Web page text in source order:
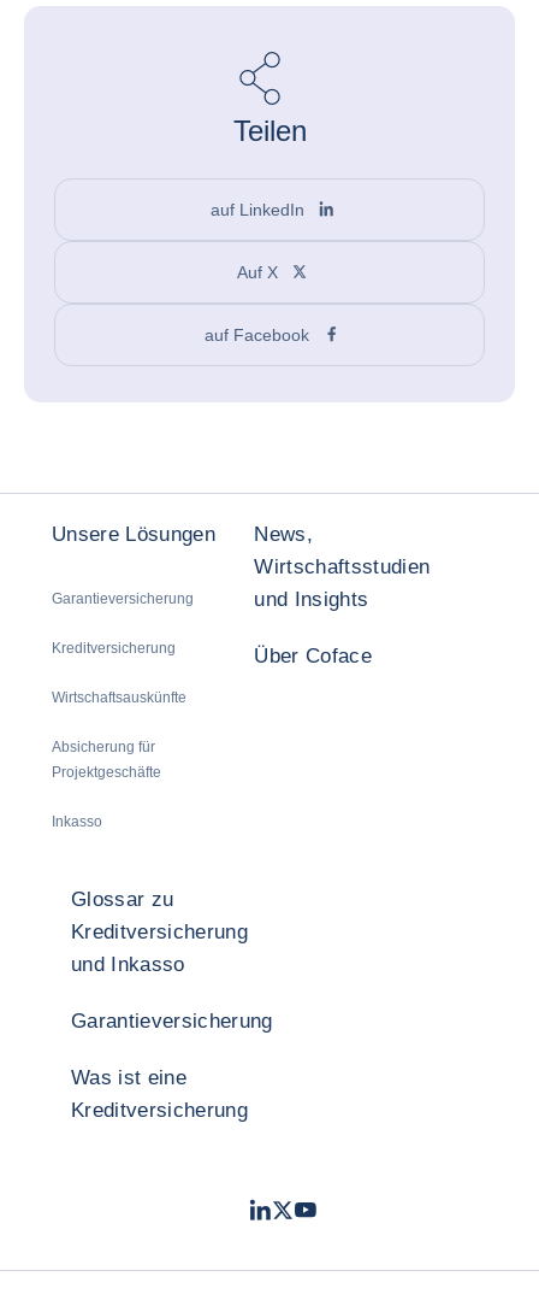
Teilen
auf LinkedIn
Auf X
auf Facebook
Unsere Lösungen
Garantieversicherung
Kreditversicherung
Wirtschaftsauskünfte
Absicherung für
Projektgeschäfte
Inkasso
News,
Wirtschaftsstudien
und Insights
Über Coface
Glossar zu
Kreditversicherung
und Inkasso
Garantieversicherung
Was ist eine
Kreditversicherung
LinkedIn
TwitterYouTube